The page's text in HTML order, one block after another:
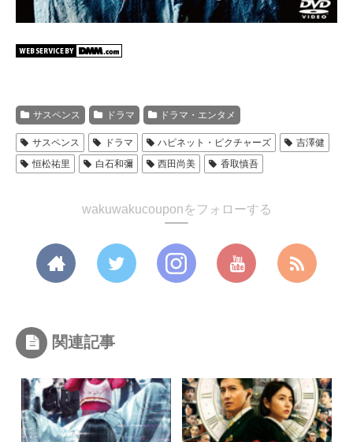
サスペンス ドラマ ドラマ・エンタメ
サスペンス ドラマ ハピネット・ピクチャーズ
吉澤健
恒松祐里
白石和彌 西田尚美 香取慎吾
wakuwakucouponをフォローする
関連記事